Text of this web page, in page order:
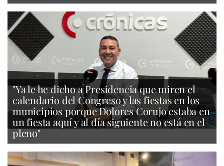
"Ya le he dicho a Presidencia que miren el
calendario del Congreso y las fiestas en los
municipios porque Dolores Corujo estaba en
un fiesta aquí y al día siguiente no está en el
pleno"